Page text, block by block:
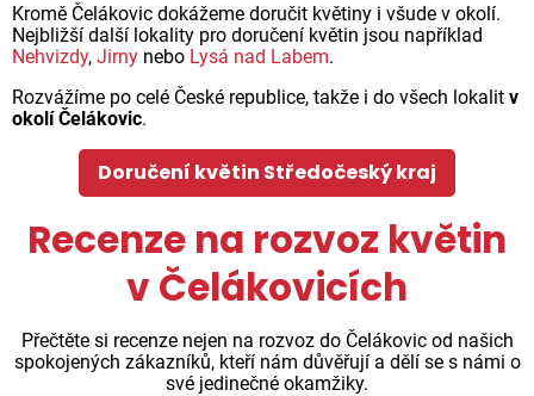
Kromě Čelákovic dokážeme doručit květiny i všude v okolí.
Nejbližší další lokality pro doručení květin jsou například
Nehvizdy, Jirny nebo Lysá nad Labem.
Rozvážíme po celé České republice, takže i do všech lokalit v
okolí Čelákovic.
Doručení květin Středočeský kraj
Recenze na rozvoz květin
v Čelákovicích
Přečtěte si recenze nejen na rozvoz do Čelákovic od našich
spokojených zákazníků, kteří nám důvěřují a dělí se s námi o
své jedinečné okamžiky.